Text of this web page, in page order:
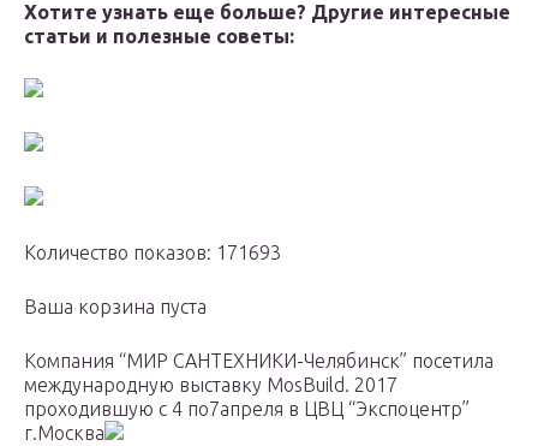
Хотите узнать еще больше? Другие интересные
статьи и полезные советы:
Количество показов: 171693
Ваша корзина пуста
Компания “МИР САНТЕХНИКИ-Челябинск” посетила
международную выставку MosBuild. 2017
проходившую с 4 по7апреля в ЦВЦ “Экспоцентр”
г.Москва